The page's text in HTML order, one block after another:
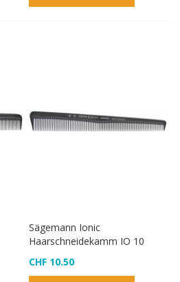
Sägemann Ionic
Haarschneidekamm IO 10
CHF 10.50